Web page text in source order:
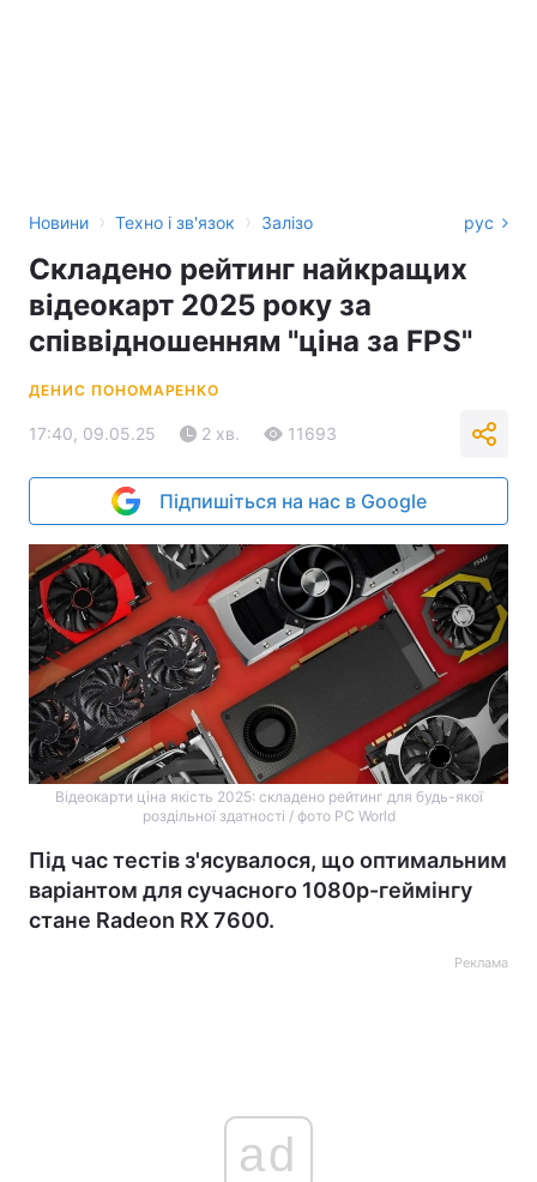
Новини › Техно і зв'язок › Залізо рус
Складено рейтинг найкращих
відеокарт 2025 року за
співвідношенням "ціна за FPS"
ДЕНИС ПОНОМАРЕНКО
17:40, 09.05.25 2 хв. 11693
Підпишіться на нас в Google
Відеокарти ціна якість 2025: складено рейтинг для будь-якої
роздільної здатності / фото PC World
Під час тестів з'ясувалося, що оптимальним
варіантом для сучасного 1080р-геймінгу
стане Radeon RX 7600.
Реклама
ad